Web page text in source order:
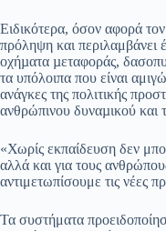
Ειδικότερα, όσον αφορά
πρόληψη και
οχήµατα µεταφοράς,
τα υπόλοιπα που είναι
ανάγκες της πολιτικής
ανθρώπινου δυναµικού και
«Χωρίς εκπαίδευση δεν
αλλά και για τους
αντιμετωπίσουμε τις νέες
Τα συστήματα